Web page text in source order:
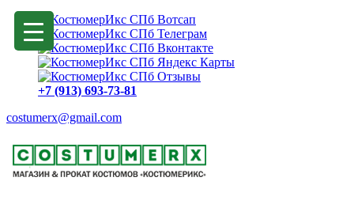
+7 (913) 693-73-81
costumerx@gmail.com